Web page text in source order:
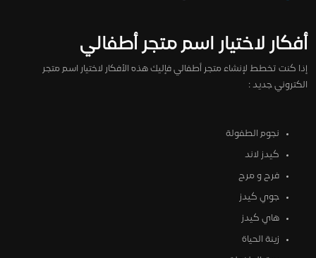
أفكار لاختيار اسم متجر أطفالي
إذا كنت تخطط لإنشاء متجر أطفالي فإليك هذه الأفكار لاختيار اسم متجر
الكتروني جديد :
نجوم الطفولة
كيدز لاند
فرح و مرح
جوي كيدز
هاي كيدز
زينة الحياة